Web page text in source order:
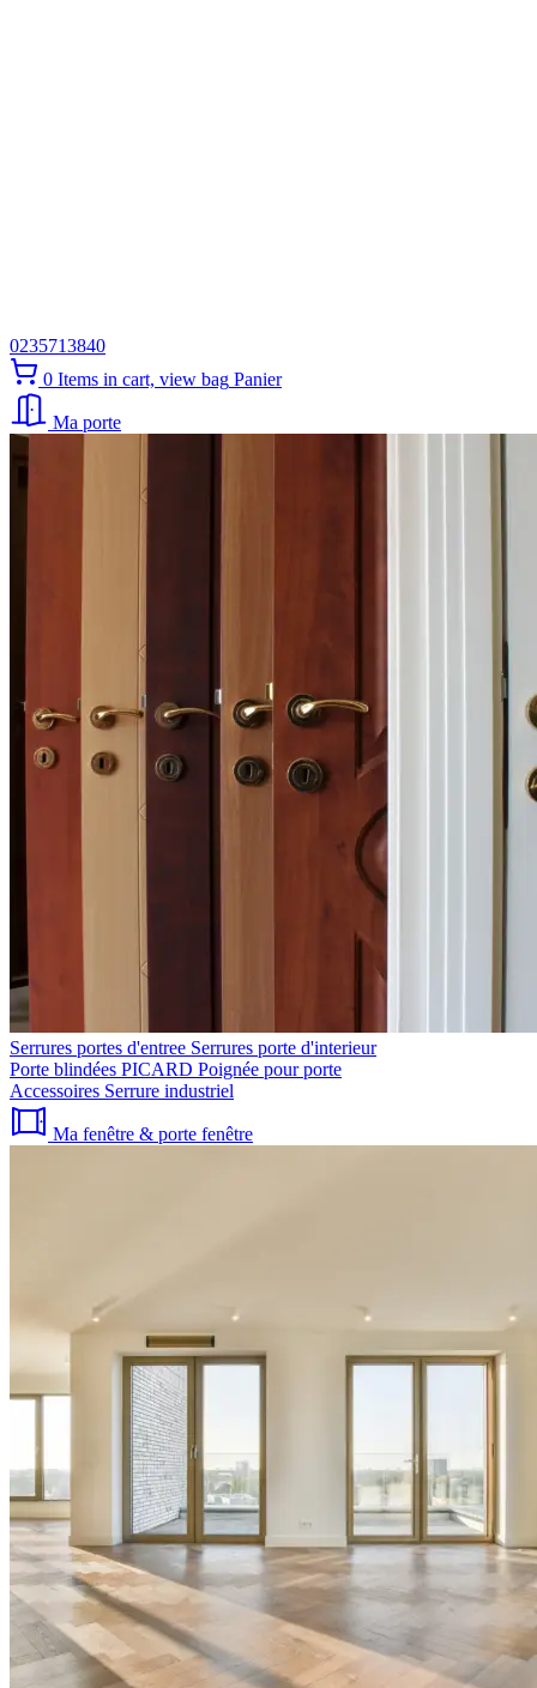
0235713840
0 Items in cart, view bag Panier
Ma porte
Serrures portes d'entree Serrures porte d'interieur
Porte blindées PICARD Poignée pour porte
Accessoires Serrure industriel
Ma fenêtre & porte fenêtre